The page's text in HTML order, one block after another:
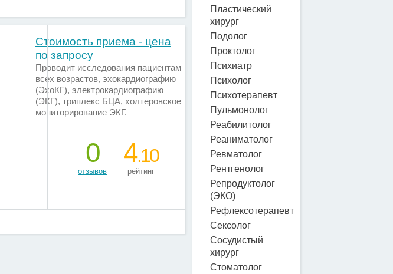
Стоимость приема - цена
по запросу
Проводит исследования пациентам
всех возрастов, эхокардиографию
(ЭхоКГ), электрокардиографию
(ЭКГ), триплекс БЦА, холтеровское
мониторирование ЭКГ.
0
отзывов
4.10
рейтинг
Пластический
хирург
Подолог
Проктолог
Психиатр
Психолог
Психотерапевт
Пульмонолог
Реабилитолог
Реаниматолог
Ревматолог
Рентгенолог
Репродуктолог
(ЭКО)
Рефлексотерапевт
Сексолог
Сосудистый
хирург
Стоматолог